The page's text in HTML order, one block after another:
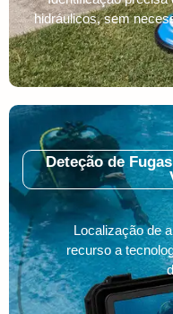
hidráulicos, sem
Deteção de
Localização de
recurso a